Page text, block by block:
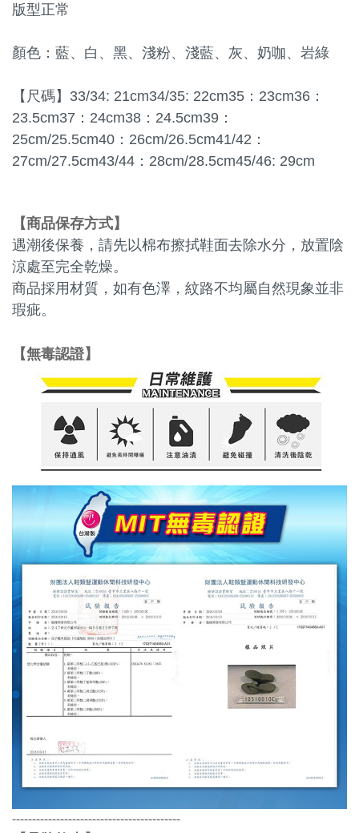
版型正常
顏色：藍、白、黑、淺粉、淺藍、灰、奶咖、岩綠
【尺碼】33/34: 21cm34/35: 22cm35：23cm36：
23.5cm37：24cm38：24.5cm39：
25cm/25.5cm40：26cm/26.5cm41/42：
27cm/27.5cm43/44：28cm/28.5cm45/46: 29cm
【商品保存方式】
遇潮後保養，請先以棉布擦拭鞋面去除水分，放置陰
涼處至完全乾燥。
商品採用材質，如有色澤，紋路不均屬自然現象並非
瑕疵。
【無毒認證】
------------------------------------------